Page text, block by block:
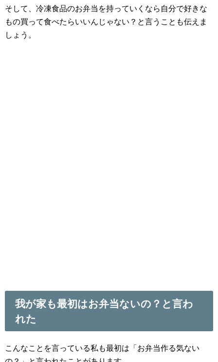
そして、冷凍食品のお弁当を持っていくなら自分で好きな
もの買って食べたらいいんじゃない？と言うことも伝えま
しょう。
我が家も最初はお弁当ないの？と言わ
れた
こんなことを言っている私も最初は「お弁当作る気ない